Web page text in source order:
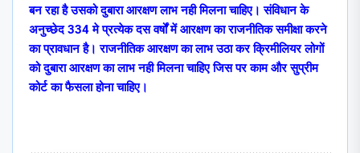
बन रहा है उसको दुबारा आरक्षण लाभ नही मिलना चाहिए। संविधान के
अनुच्छेद 334 मे प्रत्येक दस वर्षों में आरक्षण का राजनीतिक समीक्षा करने
का प्रावधान है। राजनीतिक आरक्षण का लाभ उठा कर क्रिमीलियर लोगों
को दुबारा आरक्षण का लाभ नही मिलना चाहिए जिस पर काम और सुप्रीम
कोर्ट का फैसला होना चाहिए।